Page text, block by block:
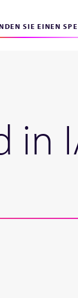
SIE EINEN
in